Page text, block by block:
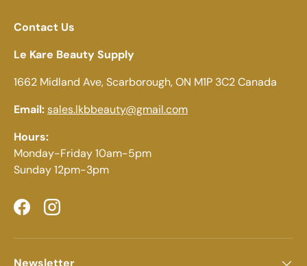
Contact Us
Le Kare Beauty Supply
1662 Midland Ave, Scarborough, ON M1P 3C2 Canada
Email:sales.lkbbeauty@gmail.com
Hours:
Monday-Friday 10am-5pm
Sunday 12pm-3pm
FacebookInstagram
Newsletter